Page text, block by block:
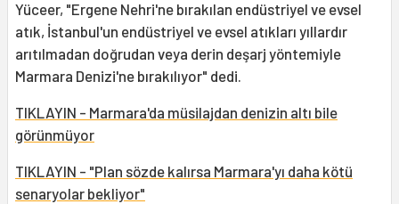
Yüceer, "Ergene Nehri'ne bırakılan endüstriyel ve evsel
atık, İstanbul'un endüstriyel ve evsel atıkları yıllardır
arıtılmadan doğrudan veya derin deşarj yöntemiyle
Marmara Denizi'ne bırakılıyor" dedi.
TIKLAYIN - Marmara'da müsilajdan denizin altı bile
görünmüyor
TIKLAYIN - "Plan sözde kalırsa Marmara'yı daha kötü
senaryolar bekliyor"